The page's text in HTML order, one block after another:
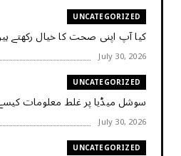
UNCATEGORIZED
کیا آپ اپنی صحت کا خیال رکھتے
July 30, 2026
UNCATEGORIZED
سوشل میڈیا پر غلط معلومات
July 30, 2026
UNCATEGORIZED